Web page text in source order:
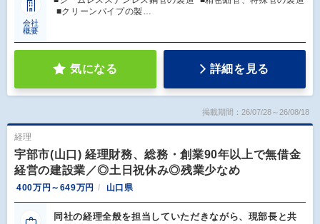
会社
概要
■クリーンパイプの製…
気になる 詳細を見る
掲載期間：26/07/28～26/08/18
経理
宇部市(山口) 経理財務、総務・創業90年以上で無借金
経営の建設業／◎土日祝休み◎残業少なめ
400万円～649万円 山口県
同社の経理全般を担当していただきながら、現部長と共